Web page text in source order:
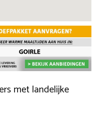
met landelijke